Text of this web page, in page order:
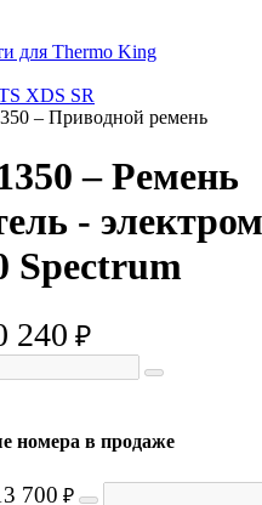
для Thermo King
XDS SR
– Приводной ремень
– Ремень
-
Spectrum
240 ₽
номера в продаже
700 ₽